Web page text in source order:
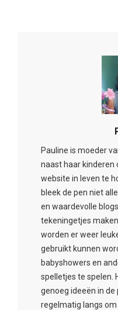
Pauline is moeder
naast haar kinderen
website in leven te
bleek de pen niet
en waardevolle
tekeningetjes
worden er weer
gebruikt kunnen
babyshowers en
spelletjes te spelen.
genoeg ideeën in de
regelmatig langs